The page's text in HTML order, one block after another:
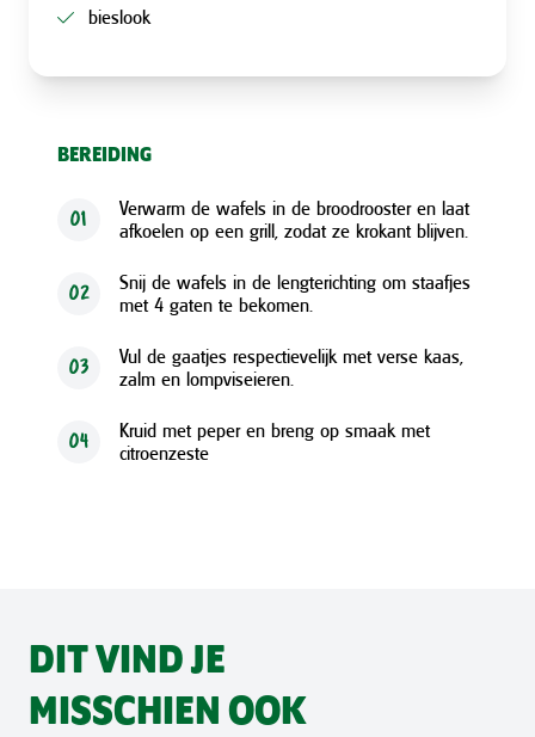
bieslook
BEREIDING
01
Verwarm de wafels in de broodrooster en laat
afkoelen op een grill, zodat ze krokant blijven.
02
Snij de wafels in de lengterichting om staafjes
met 4 gaten te bekomen.
03
Vul de gaatjes respectievelijk met verse kaas,
zalm en lompviseieren.
04
Kruid met peper en breng op smaak met
citroenzeste
DIT VIND JE
MISSCHIEN OOK